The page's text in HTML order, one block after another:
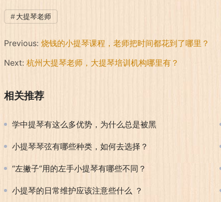
大提琴老师
Previous: 烧钱的小提琴课程，老师把时间都花到了哪里？
Next: 杭州大提琴老师，大提琴培训机构哪里有？
相关推荐
学中提琴有这么多优势，为什么总是被黑
小提琴琴弦有哪些种类，如何去选择？
“左撇子”用的左手小提琴有哪些不同？
小提琴的日常维护应该注意些什么 ？